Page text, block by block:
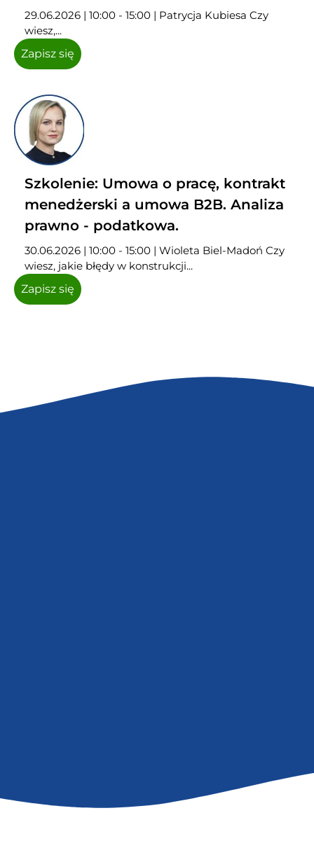
29.06.2026 | 10:00 - 15:00 | Patrycja Kubiesa Czy
wiesz,...
Zapisz się
Szkolenie: Umowa o pracę, kontrakt
menedżerski a umowa B2B. Analiza
prawno - podatkowa.
30.06.2026 | 10:00 - 15:00 | Wioleta Biel-Madoń Czy
wiesz, jakie błędy w konstrukcji...
Zapisz się